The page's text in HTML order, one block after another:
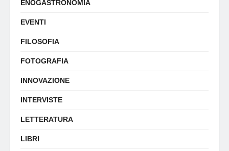
ENOGASTRONOMIA
EVENTI
FILOSOFIA
FOTOGRAFIA
INNOVAZIONE
INTERVISTE
LETTERATURA
LIBRI